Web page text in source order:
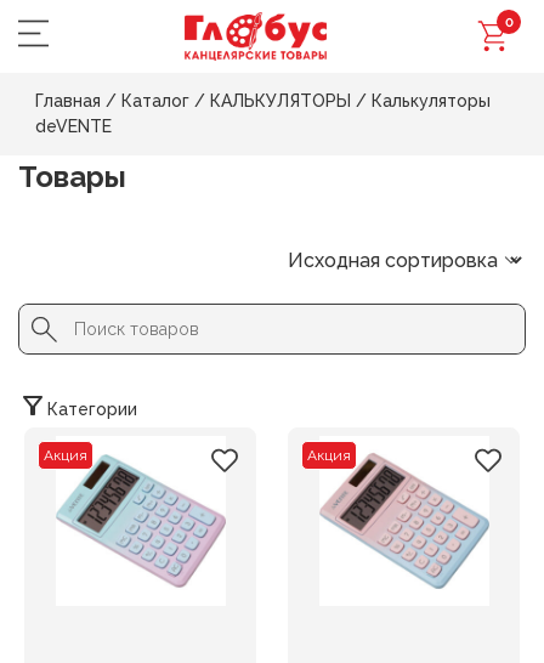
0
Главная / Каталог / КАЛЬКУЛЯТОРЫ / Калькуляторы
deVENTE
Товары
Search
for:
Button
Категории
Акция Акция